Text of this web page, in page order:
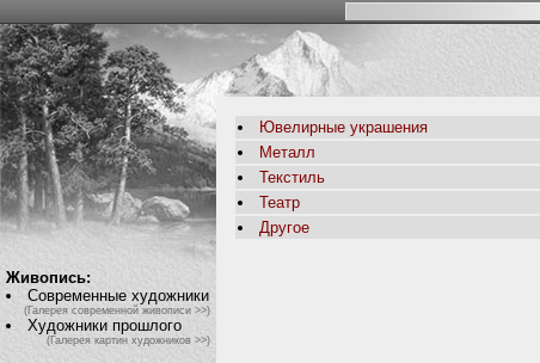
Живопись:
Современные художники
(Галерея современной живописи >>)
Художники прошлого
(Галерея картин художников >>)
Ювелирные украшения
Металл
Текстиль
Театр
Другое